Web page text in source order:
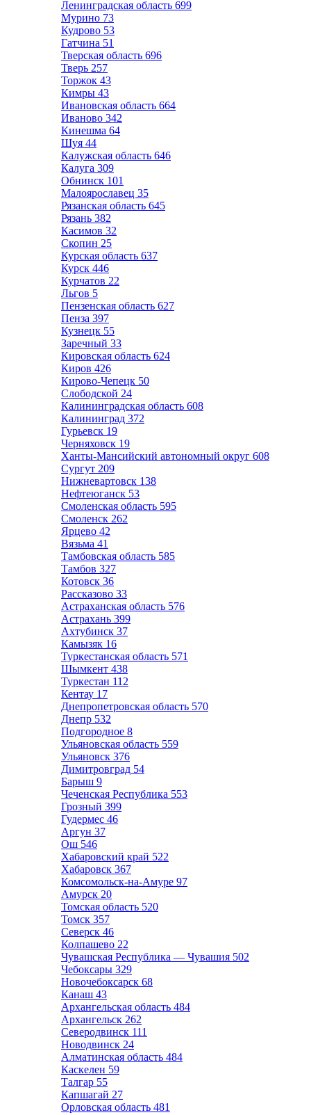
Ленинградская область 699
Мурино 73
Кудрово 53
Гатчина 51
Тверская область 696
Тверь 257
Торжок 43
Кимры 43
Ивановская область 664
Иваново 342
Кинешма 64
Шуя 44
Калужская область 646
Калуга 309
Обнинск 101
Малоярославец 35
Рязанская область 645
Рязань 382
Касимов 32
Скопин 25
Курская область 637
Курск 446
Курчатов 22
Льгов 5
Пензенская область 627
Пенза 397
Кузнецк 55
Заречный 33
Кировская область 624
Киров 426
Кирово-Чепецк 50
Слободской 24
Калининградская область 608
Калининград 372
Гурьевск 19
Черняховск 19
Ханты-Мансийский автономный округ 608
Сургут 209
Нижневартовск 138
Нефтеюганск 53
Смоленская область 595
Смоленск 262
Ярцево 42
Вязьма 41
Тамбовская область 585
Тамбов 327
Котовск 36
Рассказово 33
Астраханская область 576
Астрахань 399
Ахтубинск 37
Камызяк 16
Туркестанская область 571
Шымкент 438
Туркестан 112
Кентау 17
Днепропетровская область 570
Днепр 532
Подгородное 8
Ульяновская область 559
Ульяновск 376
Димитровград 54
Барыш 9
Чеченская Республика 553
Грозный 399
Гудермес 46
Аргун 37
Ош 546
Хабаровский край 522
Хабаровск 367
Комсомольск-на-Амуре 97
Амурск 20
Томская область 520
Томск 357
Северск 46
Колпашево 22
Чувашская Республика — Чувашия 502
Чебоксары 329
Новочебоксарск 68
Канаш 43
Архангельская область 484
Архангельск 262
Северодвинск 111
Новодвинск 24
Алматинская область 484
Каскелен 59
Талгар 55
Капшагай 27
Орловская область 481